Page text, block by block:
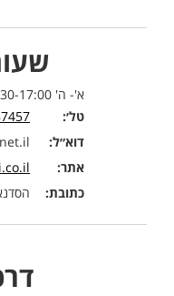
א'- ה' 07:30-17:00
טל׳:
דוא״ל:
אתר:
כתובת:
הסדנא 4, כפר